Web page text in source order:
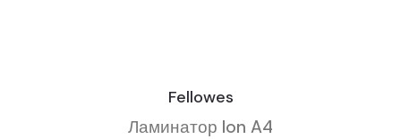
Fellowes
Ламинатор Ion A4